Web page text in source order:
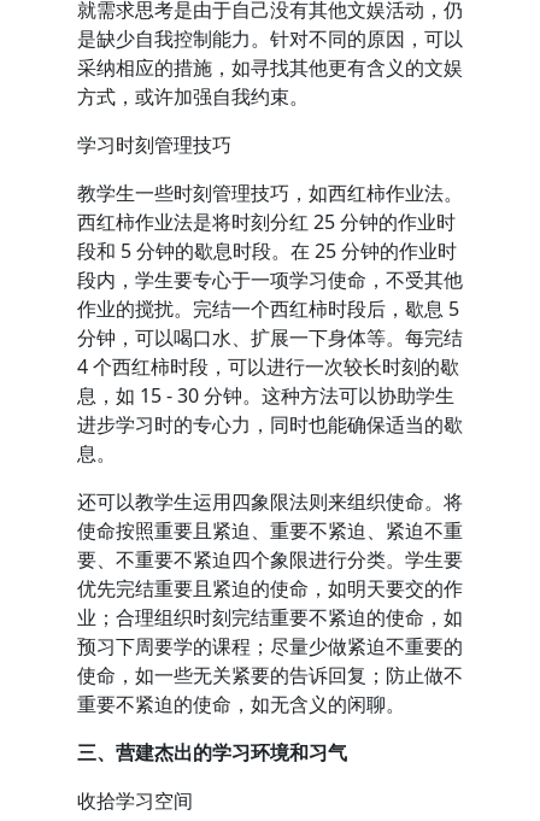
就需求思考是由于自己没有其他文娱活动，仍
是缺少自我控制能力。针对不同的原因，可以
采纳相应的措施，如寻找其他更有含义的文娱
方式，或许加强自我约束。
学习时刻管理技巧
教学生一些时刻管理技巧，如西红柿作业法。
西红柿作业法是将时刻分红 25 分钟的作业时
段和 5 分钟的歇息时段。在 25 分钟的作业时
段内，学生要专心于一项学习使命，不受其他
作业的搅扰。完结一个西红柿时段后，歇息 5
分钟，可以喝口水、扩展一下身体等。每完结
4 个西红柿时段，可以进行一次较长时刻的歇
息，如 15 - 30 分钟。这种方法可以协助学生
进步学习时的专心力，同时也能确保适当的歇
息。
还可以教学生运用四象限法则来组织使命。将
使命按照重要且紧迫、重要不紧迫、紧迫不重
要、不重要不紧迫四个象限进行分类。学生要
优先完结重要且紧迫的使命，如明天要交的作
业；合理组织时刻完结重要不紧迫的使命，如
预习下周要学的课程；尽量少做紧迫不重要的
使命，如一些无关紧要的告诉回复；防止做不
重要不紧迫的使命，如无含义的闲聊。
三、营建杰出的学习环境和习气
收拾学习空间